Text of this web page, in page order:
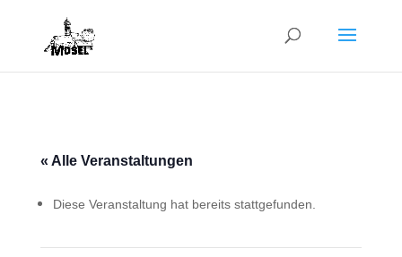
« Alle Veranstaltungen
Diese Veranstaltung hat bereits stattgefunden.